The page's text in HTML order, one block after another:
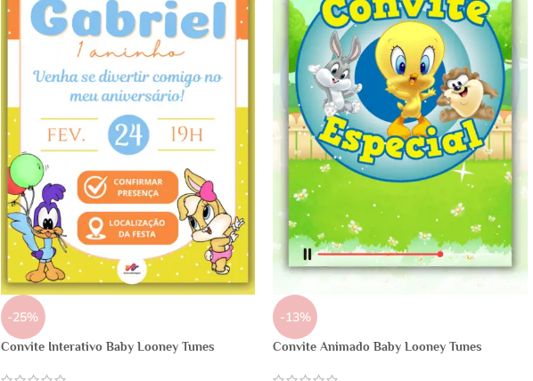
-25%
Convite Interativo Baby Looney Tunes
-13%
Convite Animado Baby Looney Tunes